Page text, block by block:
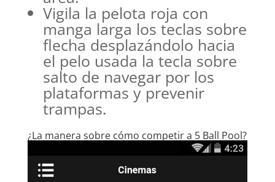
Vigila la pelota roja con
manga larga los teclas sobre
flecha desplazándolo hacia
el pelo usada la tecla sobre
salto de navegar por los
plataformas y prevenir
trampas.
¿La manera sobre cómo competir a 5 Ball Pool?